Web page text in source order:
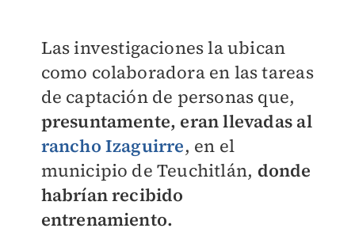
Las investigaciones la ubican
como colaboradora en las tareas
de captación de personas que,
presuntamente, eran llevadas al
rancho Izaguirre, en el
municipio de Teuchitlán, donde
habrían recibido
entrenamiento.